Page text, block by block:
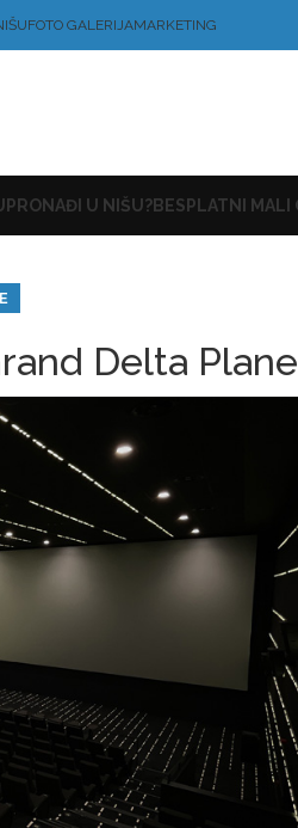
FOTO GALERIJAMARKETING
PRONAĐI U NIŠU?BESPLATNI MALI
Delta